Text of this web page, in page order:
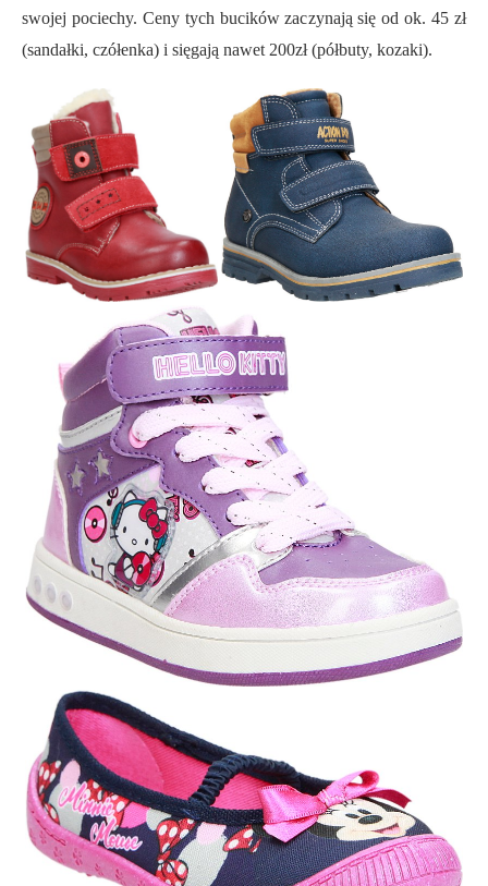
swojej pociechy. Ceny tych bucików zaczynają się odok. 45 zł
(sandałki, czółenka) i sięgają nawet 200zł (półbuty, kozaki).